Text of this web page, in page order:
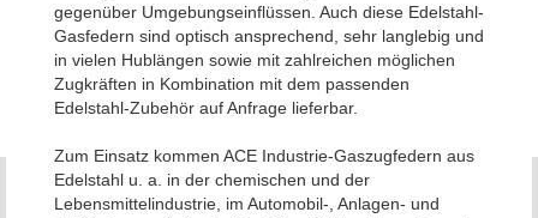
gegenüber Umgebungseinflüssen. Auch diese Edelstahl-
Gasfedern sind optisch ansprechend, sehr langlebig und
in vielen Hublängen sowie mit zahlreichen möglichen
Zugkräften in Kombination mit dem passenden
Edelstahl-Zubehör auf Anfrage lieferbar.
Zum Einsatz kommen ACE Industrie-Gaszugfedern aus
Edelstahl u. a. in der chemischen und der
Lebensmittelindustrie, im Automobil-, Anlagen- und